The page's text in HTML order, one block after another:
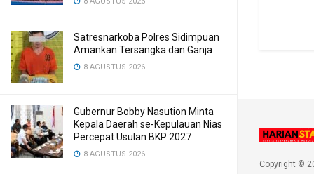
Satresnarkoba Polres Sidimpuan
Amankan Tersangka dan Ganja
8 AGUSTUS 2026
Gubernur Bobby Nasution Minta
Kepala Daerah se-Kepulauan Nias
Percepat Usulan BKP 2027
8 AGUSTUS 2026
Copyright ©